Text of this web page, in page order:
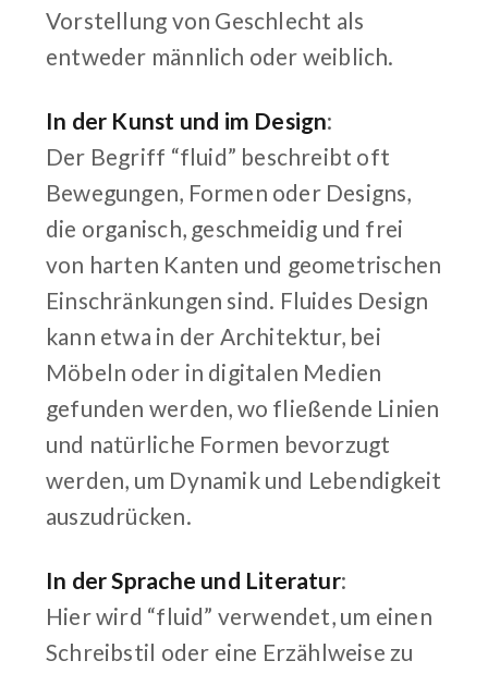
Vorstellung von Geschlecht als
entweder männlich oder weiblich.
In der Kunst und im Design:
Der Begriff “fluid” beschreibt oft
Bewegungen, Formen oder Designs,
die organisch, geschmeidig und frei
von harten Kanten und geometrischen
Einschränkungen sind. Fluides Design
kann etwa in der Architektur, bei
Möbeln oder in digitalen Medien
gefunden werden, wo fließende Linien
und natürliche Formen bevorzugt
werden, um Dynamik und Lebendigkeit
auszudrücken.
In der Sprache und Literatur:
Hier wird “fluid” verwendet, um einen
Schreibstil oder eine Erzählweise zu